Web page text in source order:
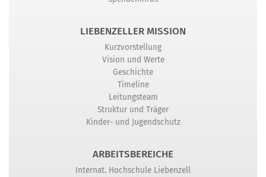
LIEBENZELLER MISSION
Kurzvorstellung
Vision und Werte
Geschichte
Timeline
Leitungsteam
Struktur und Träger
Kinder- und Jugendschutz
ARBEITSBEREICHE
Internat. Hochschule Liebenzell